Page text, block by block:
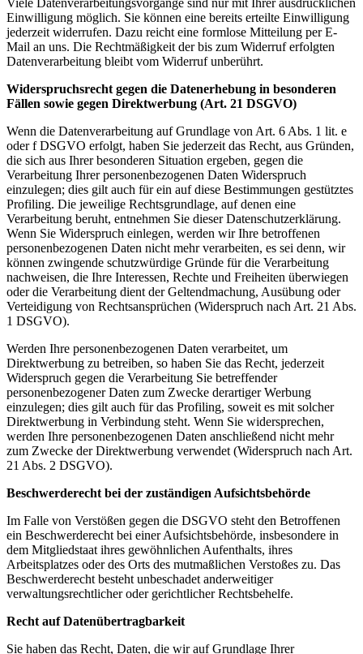
Viele Datenverarbeitungsvorgänge sind nur mit Ihrer ausdrücklichen
Einwilligung möglich. Sie können eine bereits erteilte Einwilligung
jederzeit widerrufen. Dazu reicht eine formlose Mitteilung per E-
Mail an uns. Die Rechtmäßigkeit der bis zum Widerruf erfolgten
Datenverarbeitung bleibt vom Widerruf unberührt.
Widerspruchsrecht gegen die Datenerhebung in besonderen
Fällen sowie gegen Direktwerbung (Art. 21 DSGVO)
Wenn die Datenverarbeitung auf Grundlage von Art. 6 Abs. 1 lit. e
oder f DSGVO erfolgt, haben Sie jederzeit das Recht, aus Gründen,
die sich aus Ihrer besonderen Situation ergeben, gegen die
Verarbeitung Ihrer personenbezogenen Daten Widerspruch
einzulegen; dies gilt auch für ein auf diese Bestimmungen gestütztes
Profiling. Die jeweilige Rechtsgrundlage, auf denen eine
Verarbeitung beruht, entnehmen Sie dieser Datenschutzerklärung.
Wenn Sie Widerspruch einlegen, werden wir Ihre betroffenen
personenbezogenen Daten nicht mehr verarbeiten, es sei denn, wir
können zwingende schutzwürdige Gründe für die Verarbeitung
nachweisen, die Ihre Interessen, Rechte und Freiheiten überwiegen
oder die Verarbeitung dient der Geltendmachung, Ausübung oder
Verteidigung von Rechtsansprüchen (Widerspruch nach Art. 21 Abs.
1 DSGVO).
Werden Ihre personenbezogenen Daten verarbeitet, um
Direktwerbung zu betreiben, so haben Sie das Recht, jederzeit
Widerspruch gegen die Verarbeitung Sie betreffender
personenbezogener Daten zum Zwecke derartiger Werbung
einzulegen; dies gilt auch für das Profiling, soweit es mit solcher
Direktwerbung in Verbindung steht. Wenn Sie widersprechen,
werden Ihre personenbezogenen Daten anschließend nicht mehr
zum Zwecke der Direktwerbung verwendet (Widerspruch nach Art.
21 Abs. 2 DSGVO).
Beschwerderecht bei der zuständigen Aufsichtsbehörde
Im Falle von Verstößen gegen die DSGVO steht den Betroffenen
ein Beschwerderecht bei einer Aufsichtsbehörde, insbesondere in
dem Mitgliedstaat ihres gewöhnlichen Aufenthalts, ihres
Arbeitsplatzes oder des Orts des mutmaßlichen Verstoßes zu. Das
Beschwerderecht besteht unbeschadet anderweitiger
verwaltungsrechtlicher oder gerichtlicher Rechtsbehelfe.
Recht auf Datenübertragbarkeit
Sie haben das Recht, Daten, die wir auf Grundlage Ihrer